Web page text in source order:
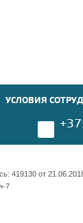
УСЛОВИЯ
419130 от
7